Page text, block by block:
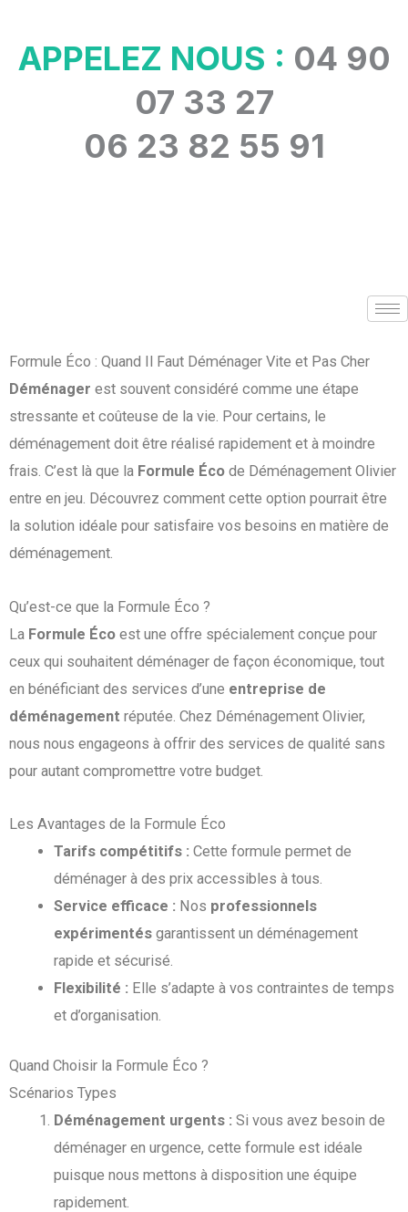
contenu
APPELEZ NOUS : 04 90
07 33 27
06 23 82 55 91
Formule Éco : Quand Il Faut Déménager Vite et Pas Cher
Déménager est souvent considéré comme une étape
stressante et coûteuse de la vie. Pour certains, le
déménagement doit être réalisé rapidement et à moindre
frais. C’est là que la Formule Éco de Déménagement Olivier
entre en jeu. Découvrez comment cette option pourrait être
la solution idéale pour satisfaire vos besoins en matière de
déménagement.
Qu’est-ce que la Formule Éco ?
La Formule Éco est une offre spécialement conçue pour
ceux qui souhaitent déménager de façon économique, tout
en bénéficiant des services d’une entreprise de
déménagement réputée. Chez Déménagement Olivier,
nous nous engageons à offrir des services de qualité sans
pour autant compromettre votre budget.
Les Avantages de la Formule Éco
Tarifs compétitifs : Cette formule permet de
déménager à des prix accessibles à tous.
Service efficace : Nos professionnels
expérimentés garantissent un déménagement
rapide et sécurisé.
Flexibilité : Elle s’adapte à vos contraintes de temps
et d’organisation.
Quand Choisir la Formule Éco ?
Scénarios Types
Déménagement urgents : Si vous avez besoin de
déménager en urgence, cette formule est idéale
puisque nous mettons à disposition une équipe
rapidement.